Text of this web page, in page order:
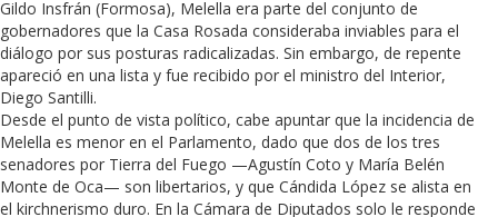
Gildo Insfrán (Formosa), Melella era parte del conjunto de
gobernadores que la Casa Rosada consideraba inviables para el
diálogo por sus posturas radicalizadas. Sin embargo, de repente
apareció en una lista y fue recibido por el ministro del Interior,
Diego Santilli.
Desde el punto de vista político, cabe apuntar que la incidencia de
Melella es menor en el Parlamento, dado que dos de los tres
senadores por Tierra del Fuego —Agustín Coto y María Belén
Monte de Oca— son libertarios, y que Cándida López se alista en
el kirchnerismo duro. En la Cámara de Diputados solo le responde